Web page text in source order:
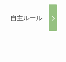
自主ルール